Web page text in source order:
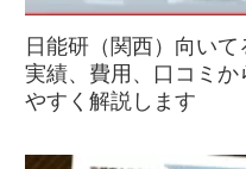
日能研（関西）向い
実績、費用、口コミ
やすく解説します